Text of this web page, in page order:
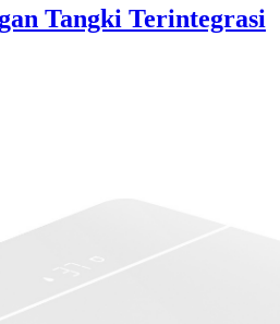
Tangki Terintegrasi